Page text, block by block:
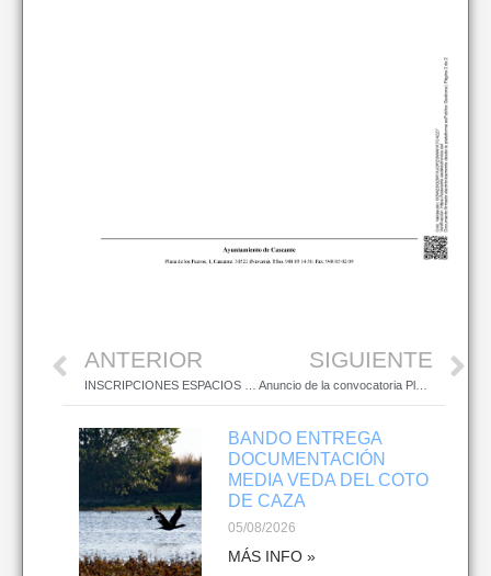
ANTERIOR SIGUIENTE
BANDO ENTREGA
DOCUMENTACIÓN
MEDIA VEDA DEL COTO
DE CAZA
05/08/2026
MÁS INFO »